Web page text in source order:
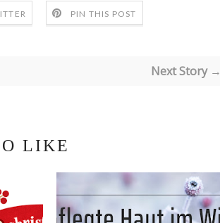
PIN THIS POST
Next Story →
LIKE